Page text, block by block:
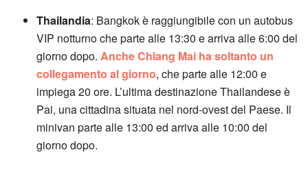
Thailandia: Bangkok è raggiungibile con un autobus
VIP notturno che parte alle 13:30 e arriva alle 6:00 del
giorno dopo.Anche Chiang Mai ha soltanto un
collegamento al giorno, che parte alle 12:00 e
impiega 20 ore. L’ultima destinazione Thailandese è
Pai, una cittadina situata nel nord-ovest del Paese. Il
minivan parte alle 13:00 ed arriva alle 10:00 del
giorno dopo.